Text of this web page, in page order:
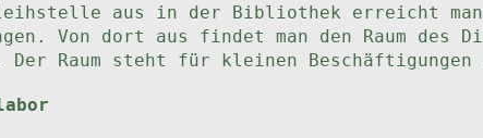
aus in der Bibliothek erreicht man
Von dort aus findet man den Raum
Der Raum steht für kleinen Beschäftigungen